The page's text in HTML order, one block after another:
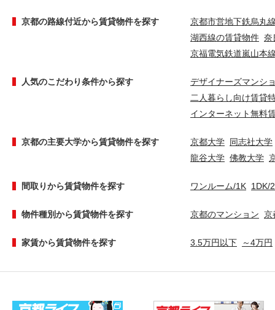
京都の路線付近から賃貸物件を探す
京都市営地下鉄烏丸
湖西線の賃貸物件 奈
京福電気鉄道嵐山本
人気のこだわり条件から探す
デザイナーズマンシ
二人暮らし向け賃貸
インターネット無料
京都の主要大学から賃貸物件を探す 京都大学 同志社大学
龍谷大学 佛教大学
間取りから賃貸物件を探す ワンルーム/1K 1DK/
物件種別から賃貸物件を探す 京都のマンション 京
家賃から賃貸物件を探す 3.5万円以下 ～4万円